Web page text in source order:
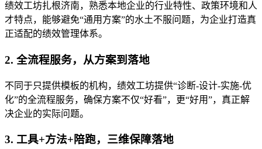
绩效工坊扎根济南，熟悉本地企业的行业特性、政策环境和人
才特点，能够避免“通用方案”的水土不服问题，为企业打造真
正适配的绩效管理体系。
2. 全流程服务，从方案到落地
不同于只提供模板的机构，绩效工坊提供“诊断-设计-实施-优
化”的全流程服务，确保方案不仅“好看”，更“好用”，真正解
决企业的实际问题。
3. 工具+方法+陪跑，三维保障落地